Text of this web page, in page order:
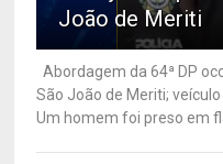
João de Meriti
Abordagem da 64ª DP
São João de Meriti;
Um homem foi preso em